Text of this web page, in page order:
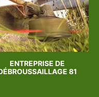
ENTREPRISE DE
81